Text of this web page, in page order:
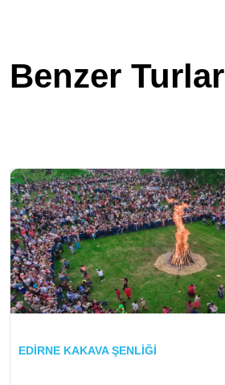
Benzer Turlar
EDİRNE KAKAVA ŞENLİĞİ